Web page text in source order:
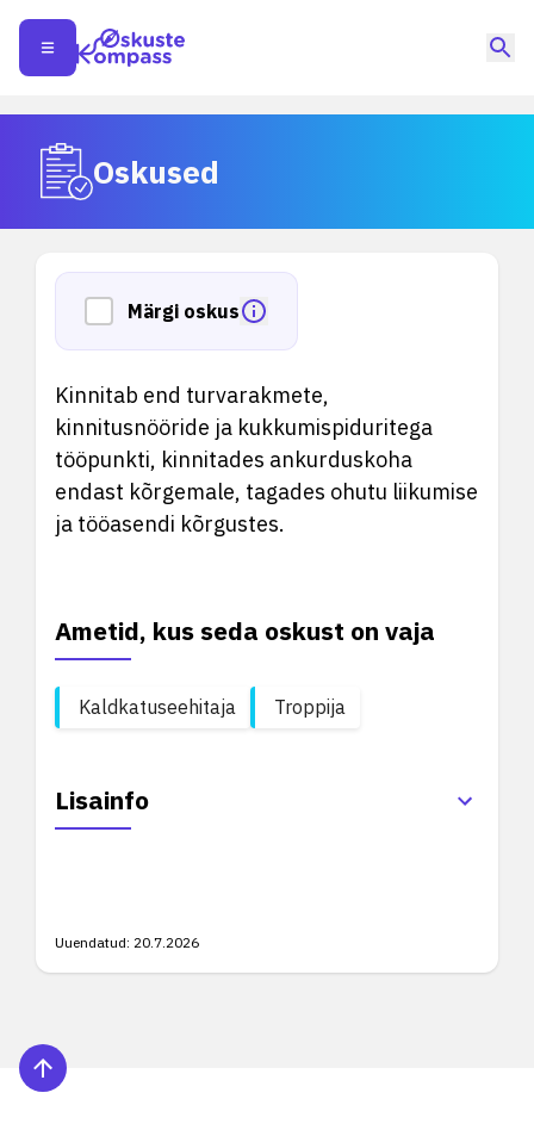
Oskused
Märgi oskus
Kinnitab end turvarakmete,
kinnitusnööride ja kukkumispiduritega
tööpunkti, kinnitades ankurduskoha
endast kõrgemale, tagades ohutu liikumise
ja tööasendi kõrgustes.
Ametid, kus seda oskust on vaja
Kaldkatuseehitaja Troppija
Lisainfo
Uuendatud: 20.7.2026